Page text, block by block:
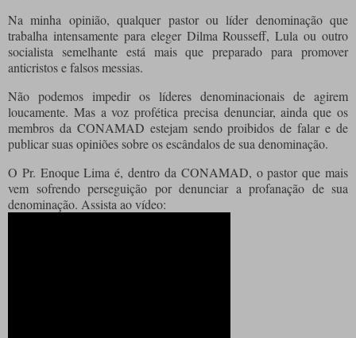
Na minha opinião, qualquer pastor ou líder denominação que
trabalha intensamente para eleger Dilma Rousseff, Lula ou outro
socialista semelhante está mais que preparado para promover
anticristos e falsos messias.
Não podemos impedir os líderes denominacionais de agirem
loucamente. Mas a voz profética precisa denunciar, ainda que os
membros da CONAMAD estejam sendo proibidos de falar e de
publicar suas opiniões sobre os escândalos de sua denominação.
O Pr. Enoque Lima é, dentro da CONAMAD, o pastor que mais
vem sofrendo perseguição por denunciar a profanação de sua
denominação. Assista ao vídeo: